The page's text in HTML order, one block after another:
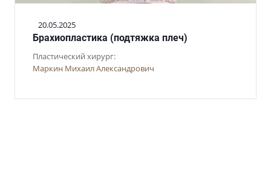
20.05.2025
Брахиопластика (подтяжка плеч)
Пластический хирург:
Маркин Михаил Александрович